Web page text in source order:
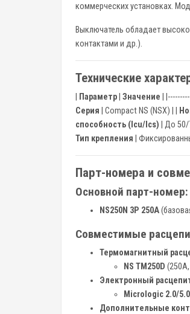
коммерческих установках.
Выключатель обладает
контактами и др.).
Технические
Параметр Значение |
Серия | Compact NS (NSX) | |
способность (Icu/Ics) | До
Тип крепления |
Парт-номера и
Основной парт-номер:
NS250N 3P 250A
Совместимые
Термомагнитный
NS TM250D
Электронный
Micrologic 2.0/
Дополнительные